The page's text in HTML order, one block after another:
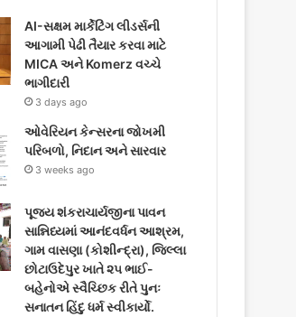
AI-સક્ષમ માર્કેટિંગ લીડર્સની
આગામી પેઢી તૈયાર કરવા માટે
MICA અને Komerz વચ્ચે
ભાગીદારી
3 days ago
ઓવેરિયન કેન્સરના જોખમી
પરિબળો, નિદાન અને સારવાર
3 weeks ago
પૂજ્ય શંકરાચાર્યજીના પાવન
સાન્નિધ્યમાં આનંદવર્ધન આશ્રમ,
ગામ વાસણા (કોશીન્દ્રા), જિલ્લા
છોટાઉદેપુર ખાતે ૨૫ ભાઈ-
બહેનોએ સ્વૈચ્છિક રીતે પુનઃ
સનાતન હિંદુ ધર્મ સ્વીકાર્યો.